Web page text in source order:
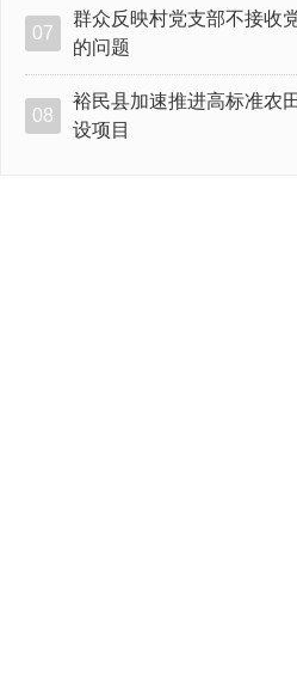
07
群众反映村党支部不接收
的问题
08
裕民县加速推进高标准农
设项目